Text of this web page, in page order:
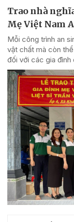
Trao nhà
Mẹ Việt Nam
Mỗi công trình an
vật chất mà còn
đối với các gia